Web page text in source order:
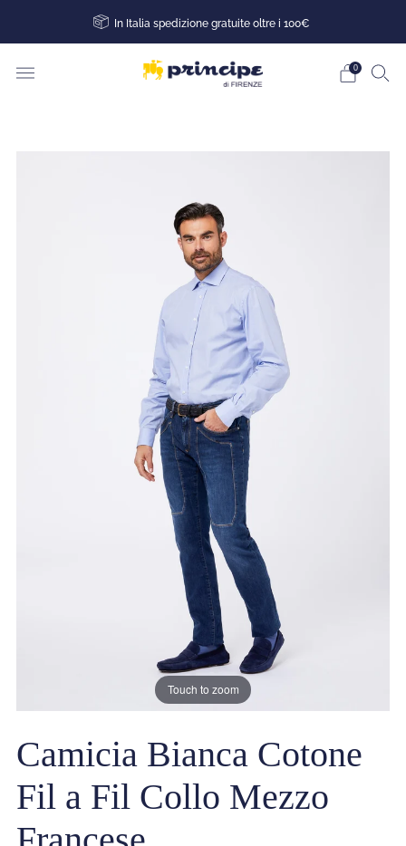
In Italia spedizione gratuite oltre i 100€
0
Touch to zoom
Camicia Bianca Cotone
Fil a Fil Collo Mezzo